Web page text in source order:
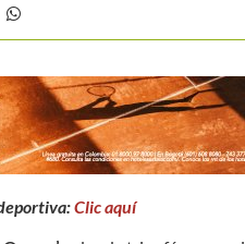
Clic aquí